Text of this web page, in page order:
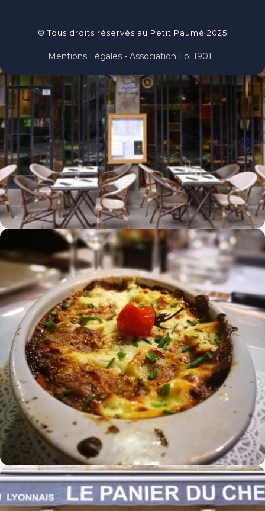
© Tous droits réservés au Petit Paumé 2025
Mentions Légales - Association Loi 1901